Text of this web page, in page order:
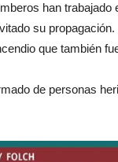
han
su
que también
de personas